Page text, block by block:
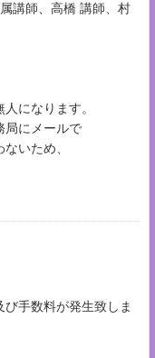
講師、高橋 講師、村
になります。
局にメールで
いため、
手数料が発生致しま